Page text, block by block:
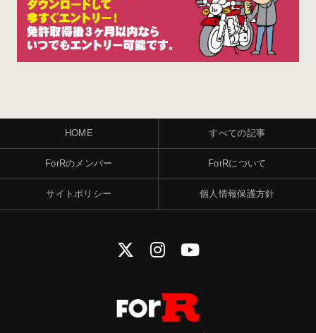
HOME すべての記事
ForRのメンバー ForRについて
サイトポリシー 個人情報保護方針